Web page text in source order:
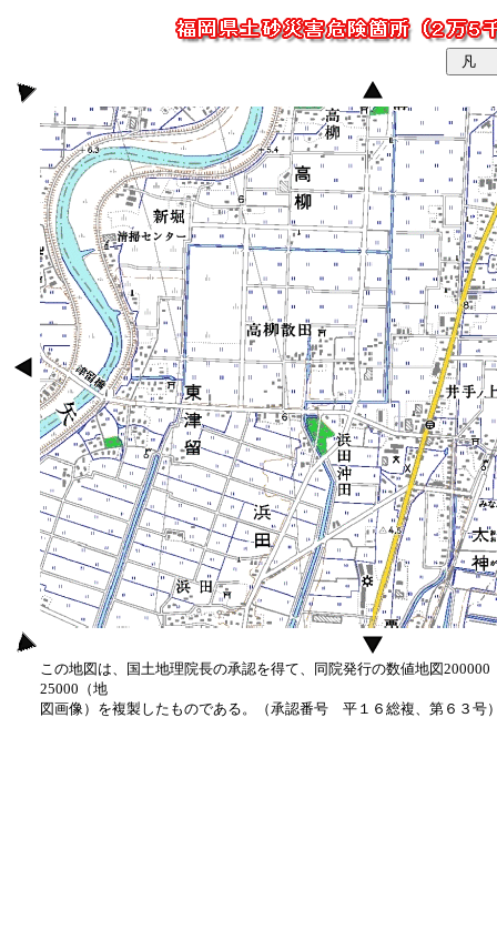
この地図は、国土地理院長の承認を得て、同院発行の数値地図
25000（地
図画像）を複製したものである。（承認番号 平１６総複、第６３号